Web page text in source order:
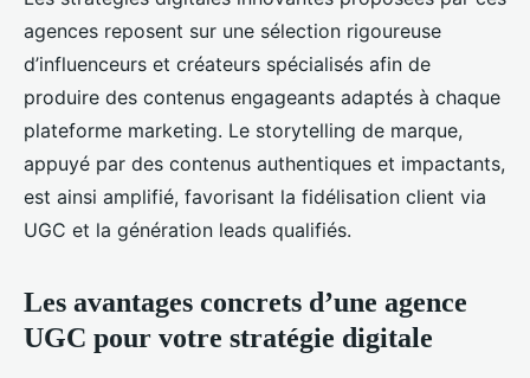
agences reposent sur une sélection rigoureuse
d’influenceurs et créateurs spécialisés afin de
produire des contenus engageants adaptés à chaque
plateforme marketing. Le storytelling de marque,
appuyé par des contenus authentiques et impactants,
est ainsi amplifié, favorisant la fidélisation client via
UGC et la génération leads qualifiés.
Les avantages concrets d’une agence
UGC pour votre stratégie digitale